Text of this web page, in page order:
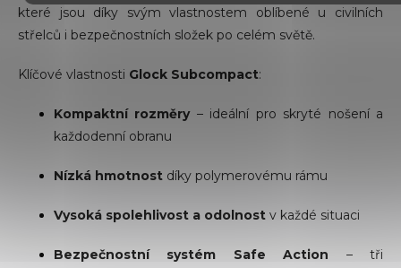
ý
p
s
u
které jsou díky svým vlastnostem oblíbené u civilních
střelců i bezpečnostních složek po celém světě.
Klíčové vlastnosti Glock Subcompact:
Kompaktní rozměry– ideální pro skryté nošení a
každodenní obranu
Nízká hmotnost díky polymerovému rámu
Vysoká spolehlivost a odolnost v každé situaci
Bezpečnostní systém Safe Action – tři